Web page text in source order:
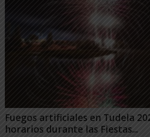
Fuegos artificiales en Tudela
horarios durante las Fiestas...